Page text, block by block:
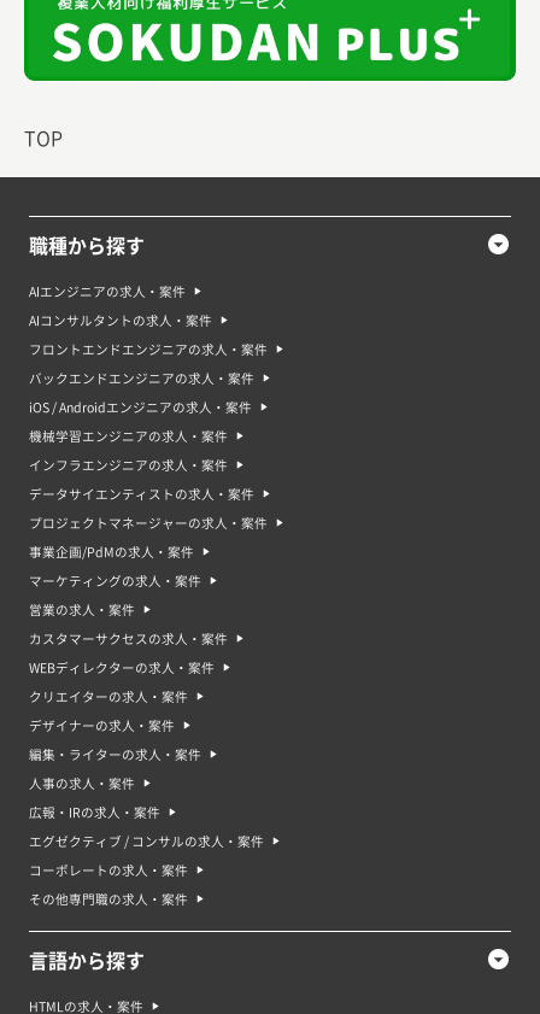
TOP
職種から探す
AIエンジニアの求人・案件
AIコンサルタントの求人・案件
フロントエンドエンジニアの求人・案件
バックエンドエンジニアの求人・案件
iOS / Androidエンジニアの求人・案件
機械学習エンジニアの求人・案件
インフラエンジニアの求人・案件
データサイエンティストの求人・案件
プロジェクトマネージャーの求人・案件
事業企画/PdMの求人・案件
マーケティングの求人・案件
営業の求人・案件
カスタマーサクセスの求人・案件
WEBディレクターの求人・案件
クリエイターの求人・案件
デザイナーの求人・案件
編集・ライターの求人・案件
人事の求人・案件
広報・IRの求人・案件
エグゼクティブ / コンサルの求人・案件
コーポレートの求人・案件
その他専門職の求人・案件
言語から探す
HTMLの求人・案件